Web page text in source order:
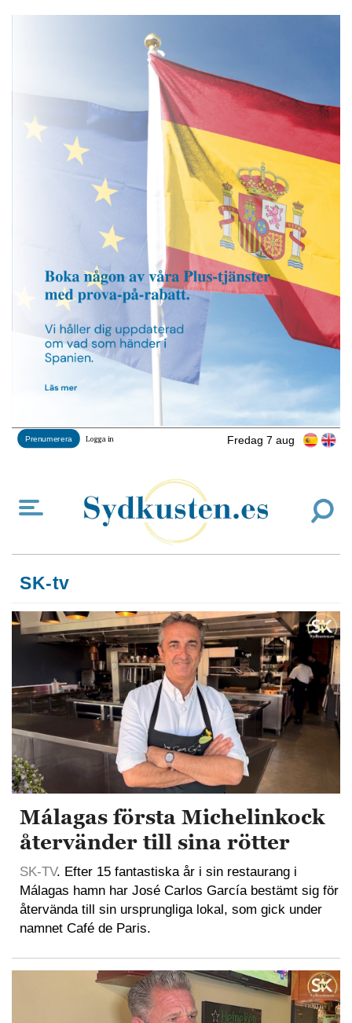
Fredag 7 aug
Prenumerera Logga in
SK-tv
Málagas första Michelinkock
återvänder till sina rötter
SK-TV. Efter 15 fantastiska år i sin restaurang i
Málagas hamn har José Carlos García bestämt sig för
återvända till sin ursprungliga lokal, som gick under
namnet Café de Paris.